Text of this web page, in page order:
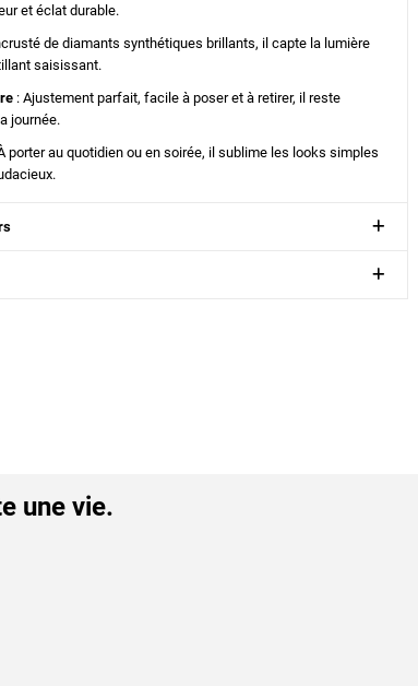
et éclat durable.
de diamants synthétiques brillants, il capte la lumière
saisissant.
: Ajustement parfait, facile à poser et à retirer, il reste
journée.
porter au quotidien ou en soirée, il sublime les looks simples
une vie.